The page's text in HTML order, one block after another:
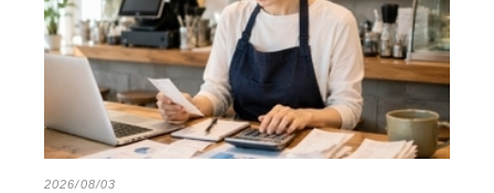
2026/08/03